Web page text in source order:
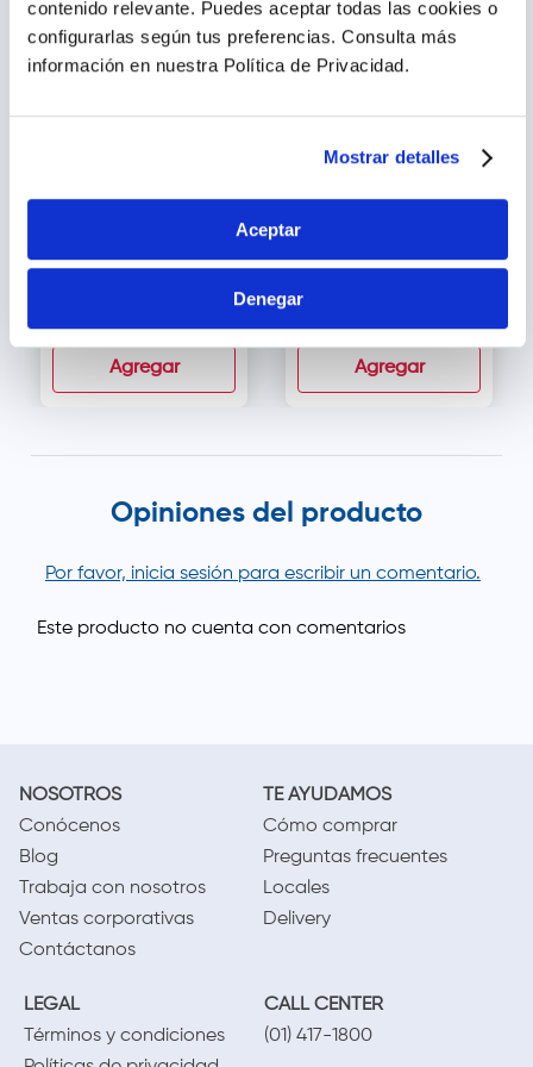
contenido relevante. Puedes aceptar todas las cookies o
configurarlas según tus preferencias. Consulta más
información en nuestra Política de Privacidad.
Mostrar detalles
Aceptar
Denegar
Antitranspirante -
s/ 13.90 s/ 21.00
Agregar
Barra - Frasco 82 g
s/ 25.00
Agregar
Opiniones del producto
Por favor, inicia sesión para escribir un comentario.
NOSOTROS
Conócenos
Blog
Trabaja con nosotros
Ventas corporativas
Contáctanos
TE AYUDAMOS
Cómo comprar
Preguntas frecuentes
Locales
Delivery
LEGAL
Términos y condiciones
CALL CENTER
(01) 417-1800